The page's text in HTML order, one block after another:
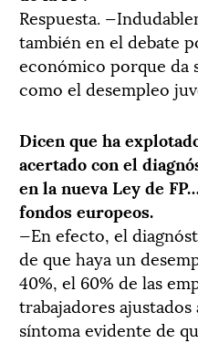
Respuesta.
también en el debate
económico porque da
como el desempleo
Dicen que ha
acertado con el
en la nueva Ley de
fondos europeos.
—En efecto, el
de que haya un
40%, el 60% de las
trabajadores ajustados
síntoma evidente de